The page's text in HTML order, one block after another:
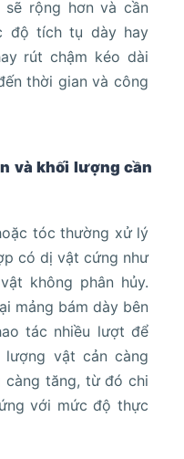
rộng hơn và cần
độ tích tụ dày hay
rút chậm kéo dài
thời gian và công
và khối lượng cần
tóc thường xử lý
có dị vật cứng như
không phân hủy.
mảng bám dày bên
tác nhiều lượt để
lượng vật cản càng
càng tăng, từ đó chi
với mức độ thực